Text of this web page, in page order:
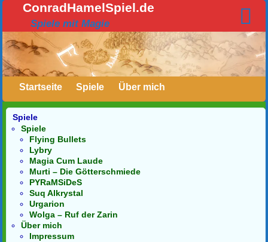
ConradHamelSpiel.de
Spiele mit Magie
Startseite Spiele Über mich
Spiele
Spiele
Flying Bullets
Lybry
Magia Cum Laude
Murti – Die Götterschmiede
PYRaMSiDeS
Suq Alkrystal
Urgarion
Wolga – Ruf der Zarin
Über mich
Impressum